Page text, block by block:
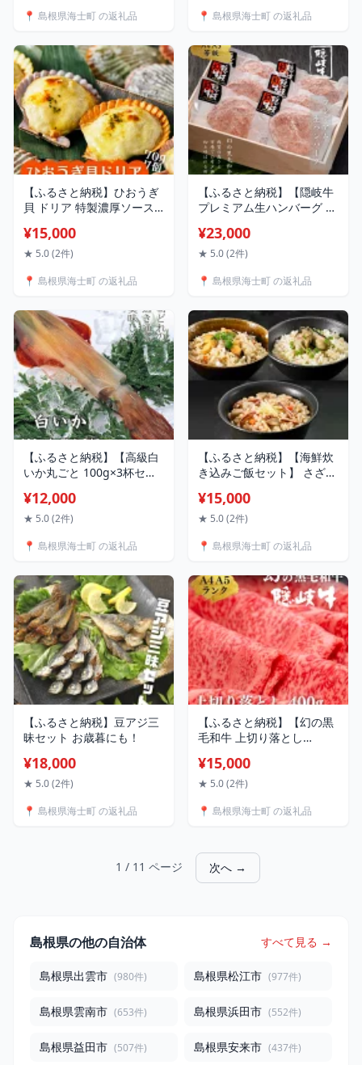
📍 島根県海士町 の返礼品
御歳暮 ギフト 12月24日ま
📍 島根県海士町 の返礼品
【ふるさと納税】ひおうぎ
貝 ドリア 特製濃厚ソース
貝の旨みがぎゅっと詰まっ
たドリアセット CAS CAS冷
ギフト 12月24日までのご
¥15,000
★ 5.0 (2件)
📍 島根県海士町 の返礼品
【ふるさと納税】【隠岐牛
プレミアム生ハンバーグ 6
のブランド黒毛和牛 隠岐牛
黒毛和牛 ハンバーグ 牛肉
け バーベキュー ギフト
¥23,000
★ 5.0 (2件)
📍 島根県海士町 の返礼品
【ふるさと納税】【高級白
いか丸ごと 100g×3杯セッ
かを朝どれ鮮度でお送りし
ます! いか イカ 白いか ケン
¥12,000
★ 5.0 (2件)
📍 島根県海士町 の返礼品
【ふるさと納税】【海鮮炊
き込みご飯セット】 さざえ
使用 冷凍 お歳暮
¥15,000
★ 5.0 (2件)
📍 島根県海士町 の返礼品
【ふるさと納税】豆アジ三
昧セット お歳暮にも！
¥18,000
★ 5.0 (2件)
📍 島根県海士町 の返礼品
【ふるさと納税】【幻の黒
毛和牛 上切り落とし
ランド黒毛和牛 隠岐牛 黒
毛和牛 牛肉 肉 A4 A5 ブラ
の日 母の日 バーベキュー
¥15,000
★ 5.0 (2件)
📍 島根県海士町 の返礼品
1 / 11 ページ 次へ →
島根県の他の自治体 すべて見る →
島根県出雲市 (980件) 島根県松江市 (977件)
島根県雲南市 (653件) 島根県浜田市 (552件)
島根県益田市 (507件) 島根県安来市 (437件)